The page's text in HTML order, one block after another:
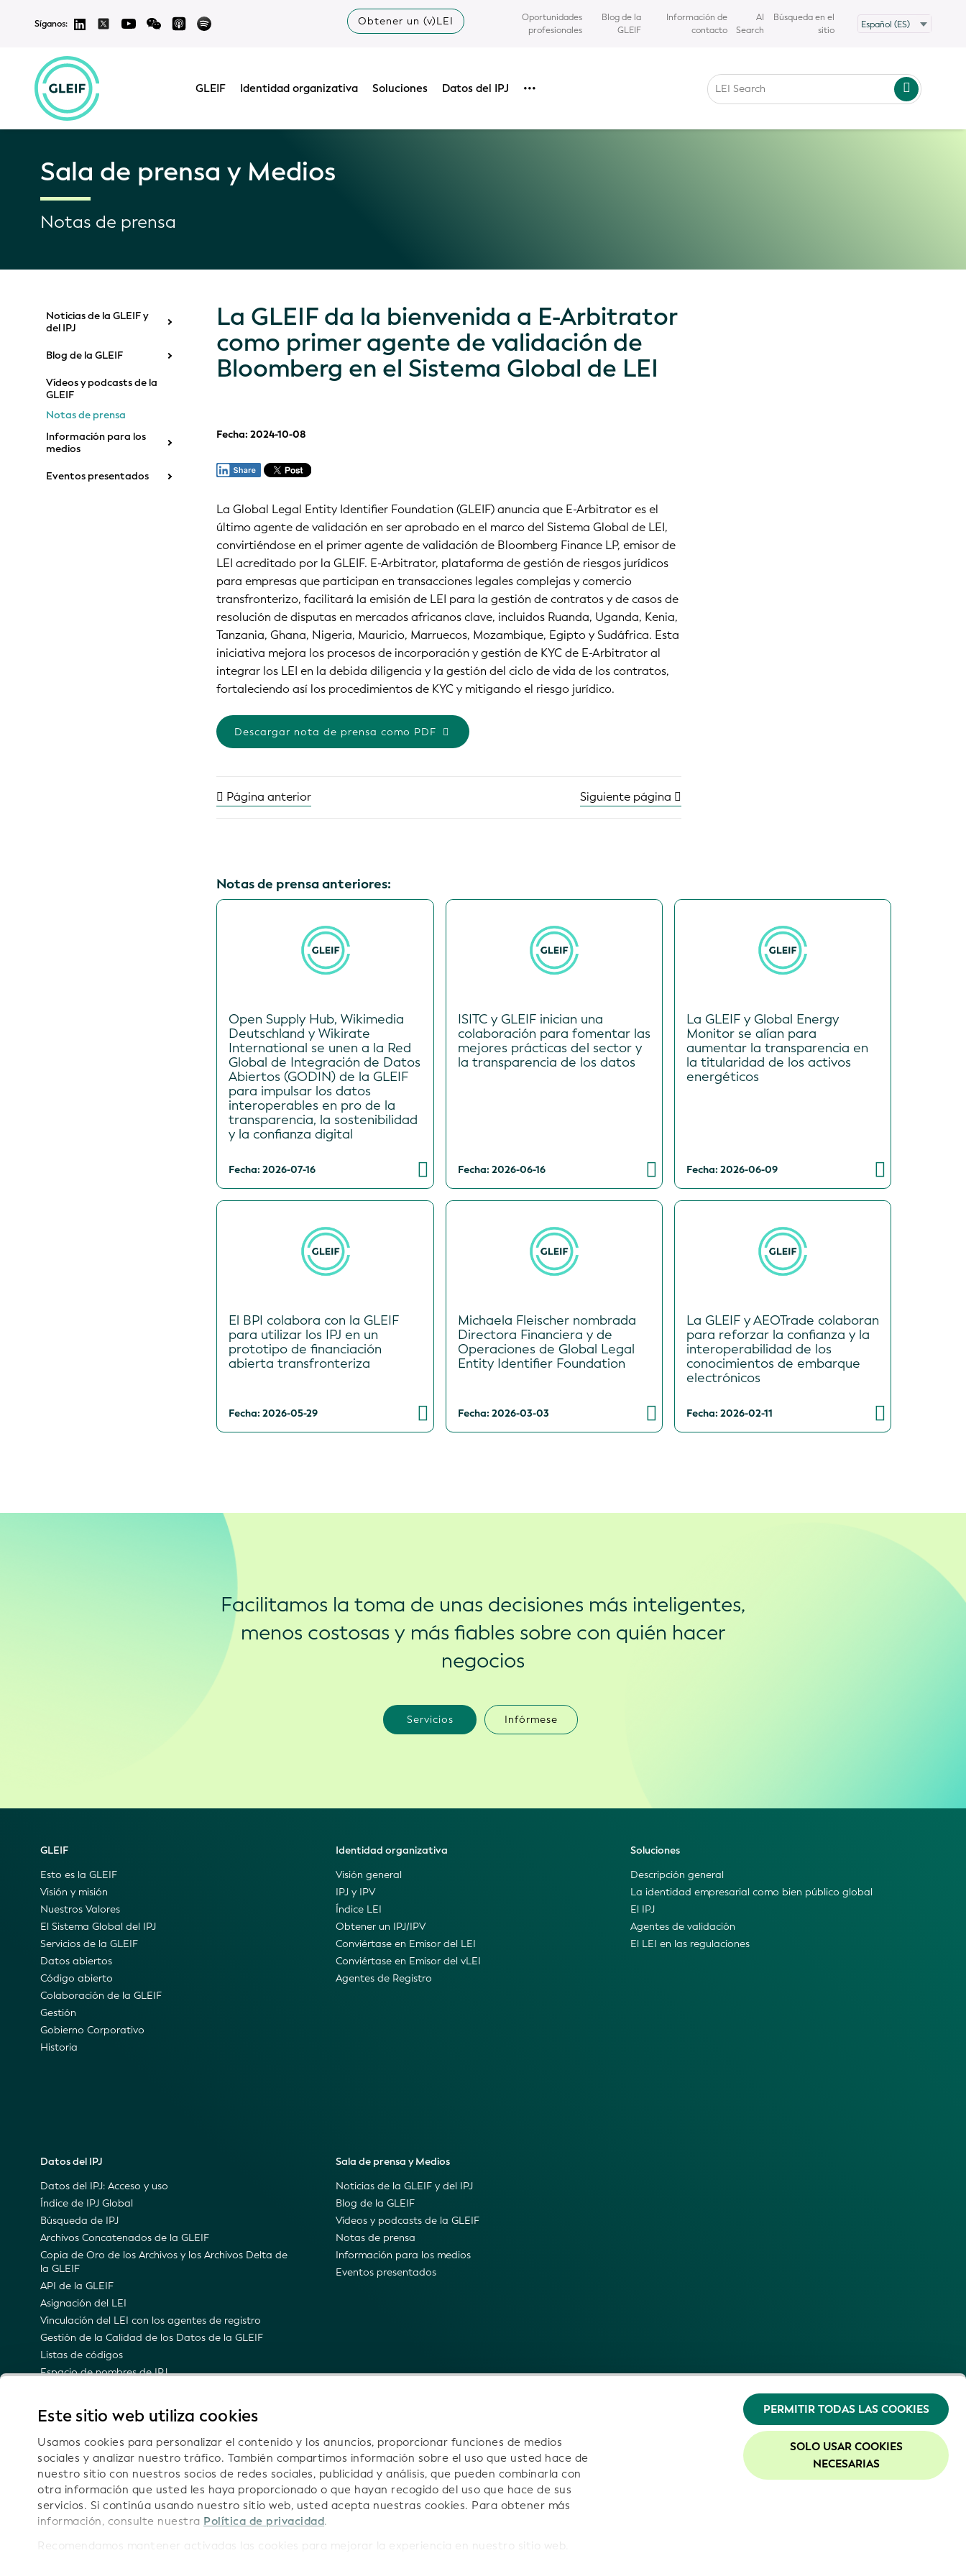
Este sitio web utiliza cookies
Usamos cookies para personalizar el contenido y los anuncios, proporcionar funciones de medios
sociales y analizar nuestro tráfico. También compartimos información sobre el uso que usted hace de
nuestro sitio con nuestros socios de redes sociales, publicidad y análisis, que pueden combinarla con
otra información que usted les haya proporcionado o que hayan recogido del uso que hace de sus
servicios. Si continúa usando nuestro sitio web, usted acepta nuestras cookies. Para obtener más
información, consulte nuestra Política de privacidad.
Recomendamos mantener activadas las cookies para mejorar la experiencia en nuestro sitio web.
PERMITIR TODAS LAS COOKIES
SOLO USAR COOKIES
NECESARIAS
Síganos: Obtener un (v)LEI
Oportunidades
profesionales
Blog de la
GLEIF
Información de
contacto
AI
Search
Búsqueda en el
sitio
GLEIF Identidad organizativa Soluciones Datos del IPJ •••
Sala de prensa y Medios
Notas de prensa
Noticias de la GLEIF y
del IPJ
Blog de la GLEIF
Vídeos y podcasts de la
GLEIF
Notas de prensa
Información para los
medios
Eventos presentados
La GLEIF da la bienvenida a E-Arbitrator
como primer agente de validación de
Bloomberg en el Sistema Global de LEI
Fecha: 2024-10-08
La Global Legal Entity Identifier Foundation (GLEIF) anuncia que E-Arbitrator es el
último agente de validación en ser aprobado en el marco del Sistema Global de LEI,
convirtiéndose en el primer agente de validación de Bloomberg Finance LP, emisor de
LEI acreditado por la GLEIF. E-Arbitrator, plataforma de gestión de riesgos jurídicos
para empresas que participan en transacciones legales complejas y comercio
transfronterizo, facilitará la emisión de LEI para la gestión de contratos y de casos de
resolución de disputas en mercados africanos clave, incluidos Ruanda, Uganda, Kenia,
Tanzania, Ghana, Nigeria, Mauricio, Marruecos, Mozambique, Egipto y Sudáfrica. Esta
iniciativa mejora los procesos de incorporación y gestión de KYC de E-Arbitrator al
integrar los LEI en la debida diligencia y la gestión del ciclo de vida de los contratos,
fortaleciendo así los procedimientos de KYC y mitigando el riesgo jurídico.
Descargar nota de prensa como PDF
Página anterior Siguiente página
Notas de prensa anteriores:
Open Supply Hub, Wikimedia
Deutschland y Wikirate
International se unen a la Red
Global de Integración de Datos
Abiertos (GODIN) de la GLEIF
para impulsar los datos
interoperables en pro de la
transparencia, la sostenibilidad
y la confianza digital
Fecha: 2026-07-16
ISITC y GLEIF inician una
colaboración para fomentar las
mejores prácticas del sector y
la transparencia de los datos
Fecha: 2026-06-16
La GLEIF y Global Energy
Monitor se alían para
aumentar la transparencia en
la titularidad de los activos
energéticos
Fecha: 2026-06-09
El BPI colabora con la GLEIF
para utilizar los IPJ en un
prototipo de financiación
abierta transfronteriza
Fecha: 2026-05-29
Michaela Fleischer nombrada
Directora Financiera y de
Operaciones de Global Legal
Entity Identifier Foundation
Fecha: 2026-03-03
La GLEIF y AEOTrade colaboran
para reforzar la confianza y la
interoperabilidad de los
conocimientos de embarque
electrónicos
Fecha: 2026-02-11
Facilitamos la toma de unas decisiones más inteligentes,
menos costosas y más fiables sobre con quién hacer
negocios
Servicios Infórmese
GLEIF
Esto es la GLEIF
Visión y misión
Nuestros Valores
El Sistema Global del IPJ
Servicios de la GLEIF
Datos abiertos
Código abierto
Colaboración de la GLEIF
Gestión
Gobierno Corporativo
Historia
Identidad organizativa
Visión general
IPJ y IPV
Índice LEI
Obtener un IPJ/IPV
Conviértase en Emisor del LEI
Conviértase en Emisor del vLEI
Agentes de Registro
Soluciones
Descripción general
La identidad empresarial como bien público global
El IPJ
Agentes de validación
El LEI en las regulaciones
Datos del IPJ
Datos del IPJ: Acceso y uso
Índice de IPJ Global
Búsqueda de IPJ
Archivos Concatenados de la GLEIF
Copia de Oro de los Archivos y los Archivos Delta de
la GLEIF
API de la GLEIF
Asignación del LEI
Vinculación del LEI con los agentes de registro
Gestión de la Calidad de los Datos de la GLEIF
Listas de códigos
Espacio de nombres de IPJ
Notificaciones por correo electrónico sobre
actualizaciones técnicas
Sala de prensa y Medios
Noticias de la GLEIF y del IPJ
Blog de la GLEIF
Vídeos y podcasts de la GLEIF
Notas de prensa
Información para los medios
Eventos presentados
Síganos: